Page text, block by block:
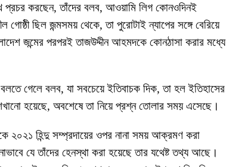
প্রচর করছেন, তাঁদের বলব, আওয়ামি লিগ কোনওদিনই
গোষ্ঠী ছিল জন্মসময় থেকে, তা পুরোটাই ন্যাপের সঙ্গে বেরিয়ে
জন্মের পরপরই তাজউদ্দীন আহমদকে কোনঠাসা করার মধ্যে
গেলে বলব, যা সবচেয়ে ইতিবাচক দিক, তা হল ইতিহাসের
হয়েছে, অবশেষে তা নিয়ে প্রশ্ন তোলার সময় এসেছে।
২০২১ হিন্দু সম্প্রদায়ের ওপর নানা সময় আক্রমণ করা
যে তাঁদের হেনস্থা করা হয়েছে তার যথেষ্ট তথ্য আছে।